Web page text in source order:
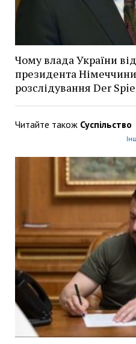
Чому влада України
президента
розслідування Der
Читайте також Суспільство